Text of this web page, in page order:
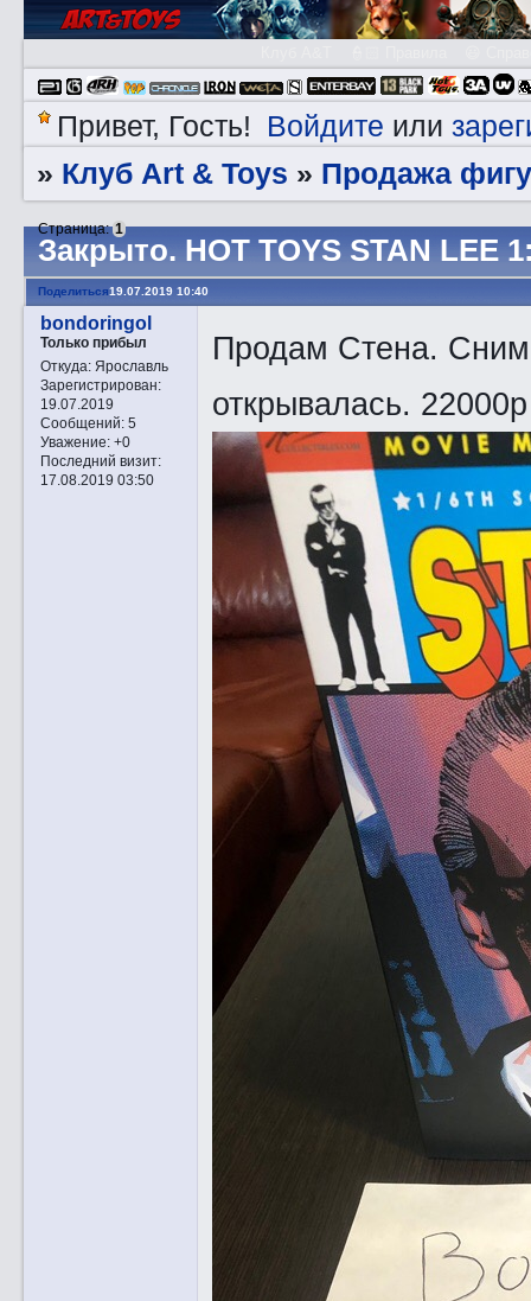
Привет, Гость! Войдите или
» Клуб Art & Toys » Продажа
Закрытo. HOT TOYS STAN LEE
Страница:1
Поделиться19.07.2019 10:40
bondoringol
Только прибыл
Откуда:Ярославль
Зарегистрирован:
19.07.2019
Сообщений:5
Уважение: +0
Последний визит:
17.08.2019 03:50
Продам Стена.
открывалась. 22000р